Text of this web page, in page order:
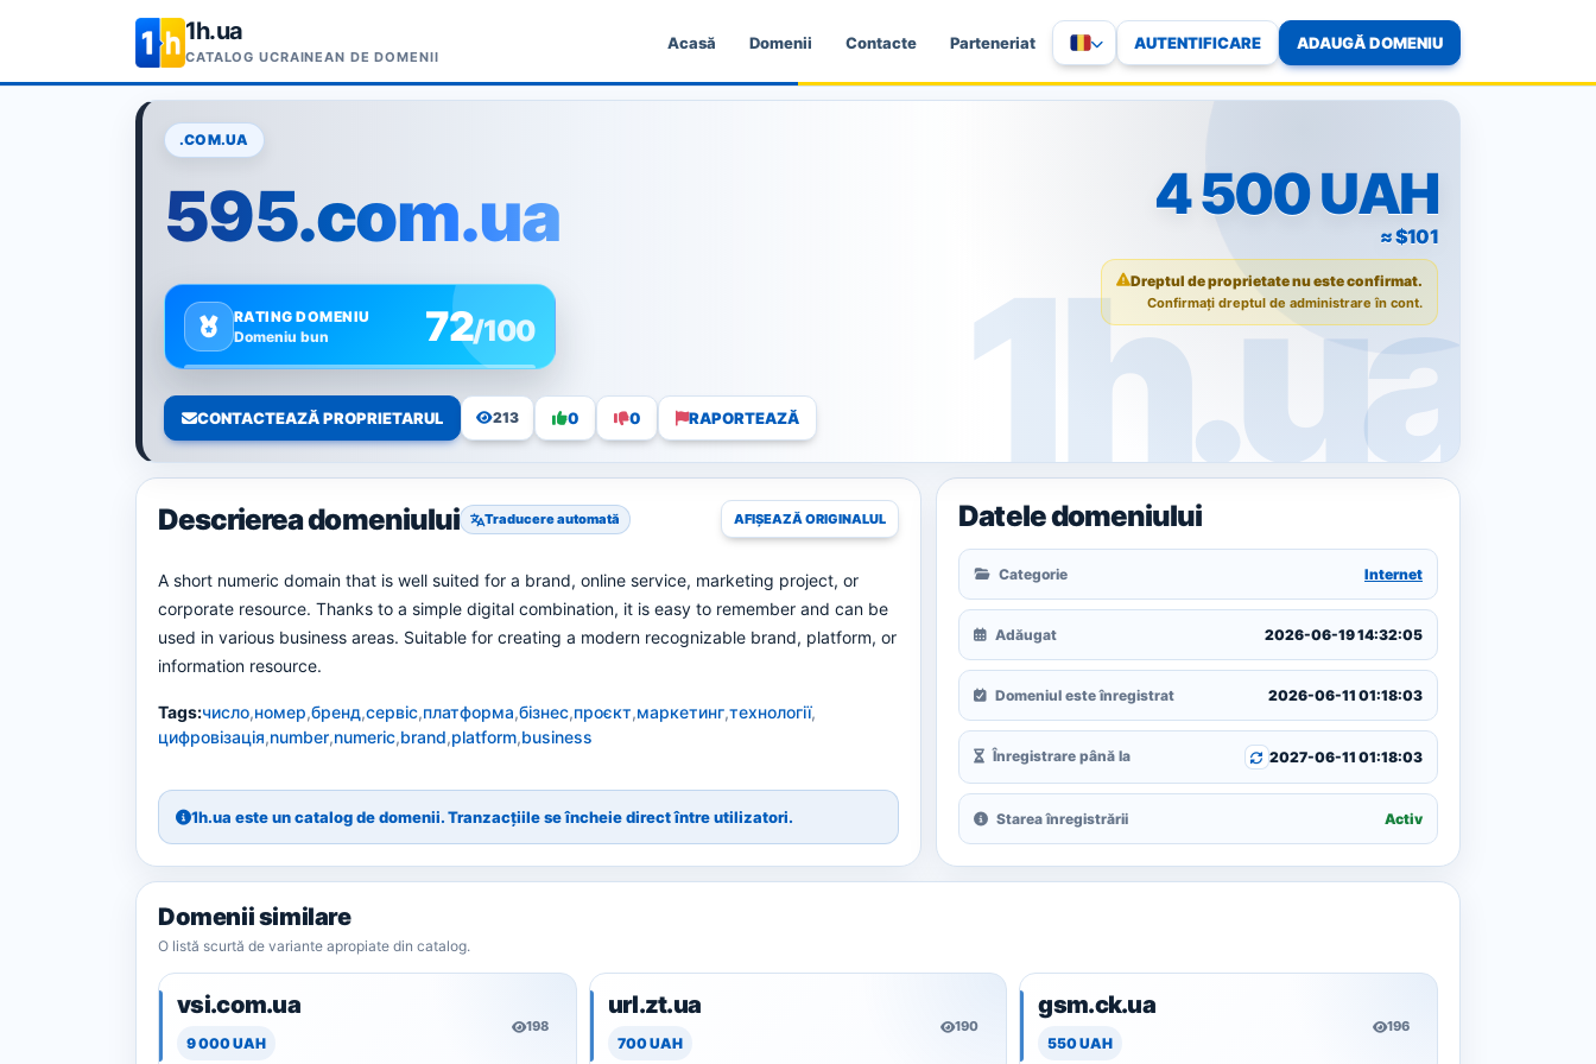
1h.ua
CATALOG UCRAINEAN DE DOMENII
Acasă Domenii Contacte Parteneriat AUTENTIFICARE ADAUGĂ DOMENIU
.COM.UA
595.com.ua
RATING DOMENIU
Domeniu bun
72/100
4 500 UAH
≈ $101
Dreptul de proprietate nu este confirmat.
Confirmați dreptul de administrare în cont.
CONTACTEAZĂ PROPRIETARUL 213 0 0 RAPORTEAZĂ
Descrierea domeniului Traducere automată AFIȘEAZĂ ORIGINALUL
A short numeric domain that is well suited for a brand, online service, marketing project, or
corporate resource. Thanks to a simple digital combination, it is easy to remember and can be
used in various business areas. Suitable for creating a modern recognizable brand, platform, or
information resource.
Tags:число,номер,бренд,сервіс,платформа,бізнес,проєкт,маркетинг,технології,
цифровізація,number,numeric,brand,platform,business
1h.ua este un catalog de domenii. Tranzacțiile se încheie direct între utilizatori.
Datele domeniului
Categorie Internet
Adăugat 2026-06-19 14:32:05
Domeniul este înregistrat 2026-06-11 01:18:03
Înregistrare până la 2027-06-11 01:18:03
Starea înregistrării Activ
Domenii similare
O listă scurtă de variante apropiate din catalog.
vsi.com.ua
9 000 UAH
198
url.zt.ua
700 UAH
190
gsm.ck.ua
550 UAH
196